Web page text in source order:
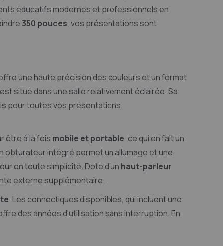
éducatifs modernes et professionnels en
350 pouces, vos présentations sont
une haute précision des couleurs et un format
situé dans une salle relativement éclairée. Sa
pour toutes vos présentations
être à la fois mobile et portable, ce qui en fait un
obturateur intégré permet un allumage et une
en toute simplicité. Doté d’un haut-parleur
externe supplémentaire.
. Les connectiques disponibles, qui incluent une
des années d'utilisation sans interruption. En